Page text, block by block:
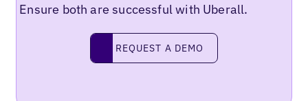
Ensure both are successful with Uberall.
request a demo
REQUEST A DEMO